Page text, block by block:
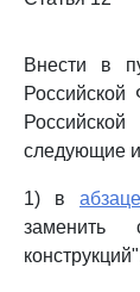
Внести в
Российской
следующие
1) в
заменить